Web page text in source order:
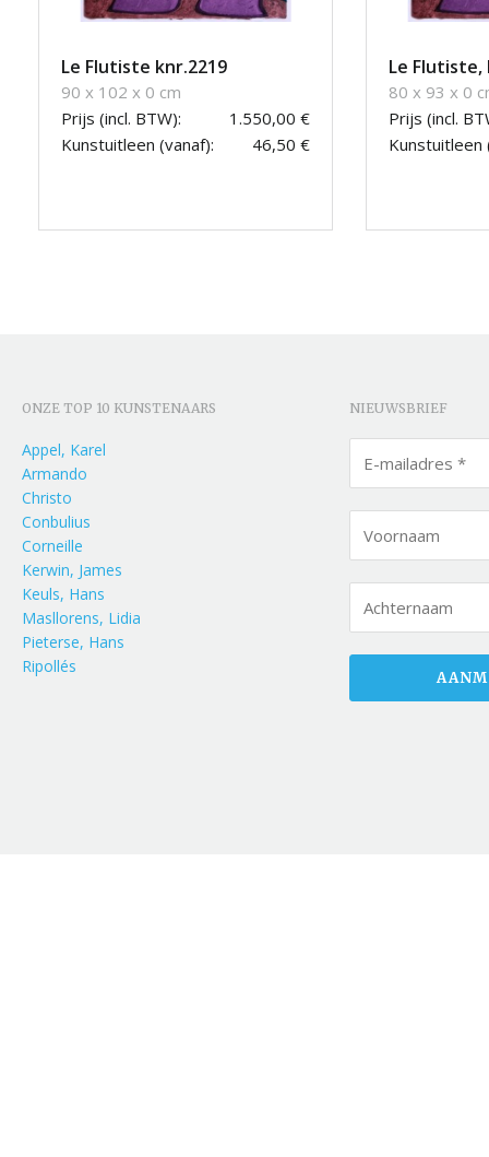
Le Flutiste knr.2219
90 x 102 x 0 cm
Prijs (incl. BTW):
1.550,00 €
Kunstuitleen (vanaf):
46,50 €
Le Flutiste,
80 x 93 x 0
Prijs (incl.
Kunstuitleen
ONZE TOP 10 KUNSTENAARS
Appel, Karel
Armando
Christo
Conbulius
Corneille
Kerwin, James
Keuls, Hans
Masllorens, Lidia
Pieterse, Hans
Ripollés
NIEUWSBRIEF